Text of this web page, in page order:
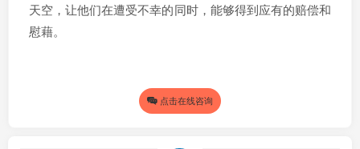
天空，让他们在遭受不幸的同时，能够得到应有的赔偿和
慰藉。
点击在线咨询